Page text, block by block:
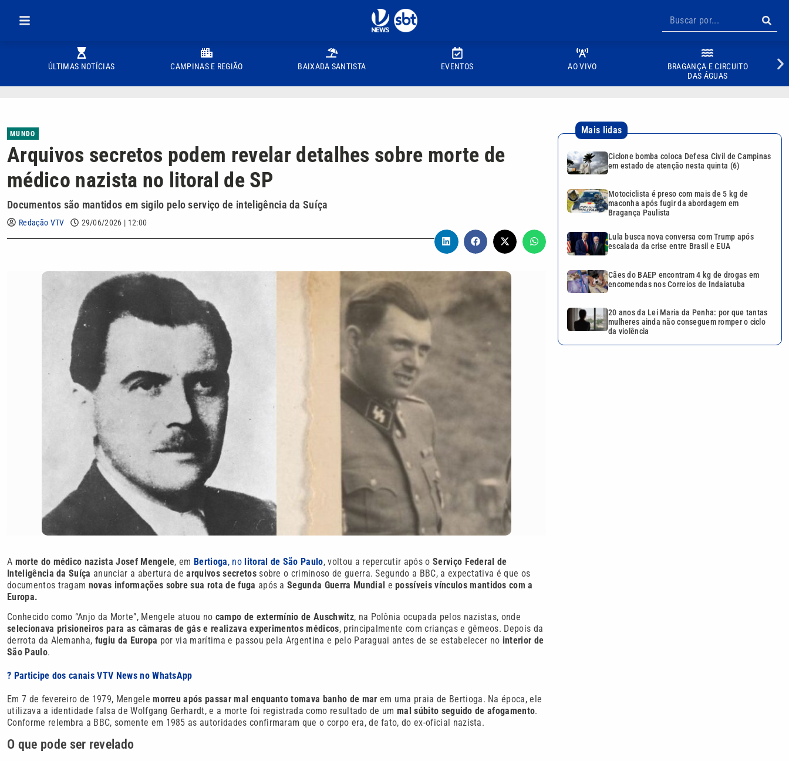
ÚLTIMAS NOTÍCIAS CAMPINAS E REGIÃO BAIXADA SANTISTA EVENTOS AO VIVO
BRAGANÇA E CIRCUITO
DAS ÁGUAS
MUNDO
Arquivos secretos podem revelar detalhes sobre morte de
médico nazista no litoral de SP
Documentos são mantidos em sigilo pelo serviço de inteligência da Suíça
Redação VTV 29/06/2026 | 12:00
A morte do médico nazista Josef Mengele, em Bertioga, nolitoral de São Paulo, voltou a repercutir após o Serviço Federal de
Inteligência da Suíça anunciar a abertura dearquivos secretossobre o criminoso de guerra. Segundo a BBC, a expectativa é que os
documentos tragam novas informações sobre sua rota de fuga após aSegunda Guerra Mundial epossíveis vínculos mantidos com a
Europa.
Conhecido como “Anjo da Morte”, Mengele atuou no campo de extermínio de Auschwitz, na Polônia ocupada pelos nazistas, onde
selecionava prisioneiros para as câmaras de gás e realizava experimentos médicos, principalmente com crianças e gêmeos. Depois da
derrota da Alemanha, fugiu da Europa por via marítima e passou pela Argentina e pelo Paraguai antes de se estabelecer no interior de
São Paulo.
? Participe dos canais VTV News no WhatsApp
Em 7 de fevereiro de 1979, Mengele morreu após passar mal enquanto tomava banho de mar em uma praia de Bertioga. Na época, ele
utilizava a identidade falsa de Wolfgang Gerhardt, e a morte foi registrada como resultado de um mal súbito seguido de afogamento.
Conforme relembra a BBC, somente em 1985 as autoridades confirmaram que o corpo era, de fato, do ex-oficial nazista.
O que pode ser revelado
Mais lidas
Ciclone bomba coloca Defesa Civil de Campinas
em estado de atenção nesta quinta (6)
Motociclista é preso com mais de 5 kg de
maconha após fugir da abordagem em
Bragança Paulista
Lula busca nova conversa com Trump após
escalada da crise entre Brasil e EUA
Cães do BAEP encontram 4 kg de drogas em
encomendas nos Correios de Indaiatuba
20 anos da Lei Maria da Penha: por que tantas
mulheres ainda não conseguem romper o ciclo
da violência